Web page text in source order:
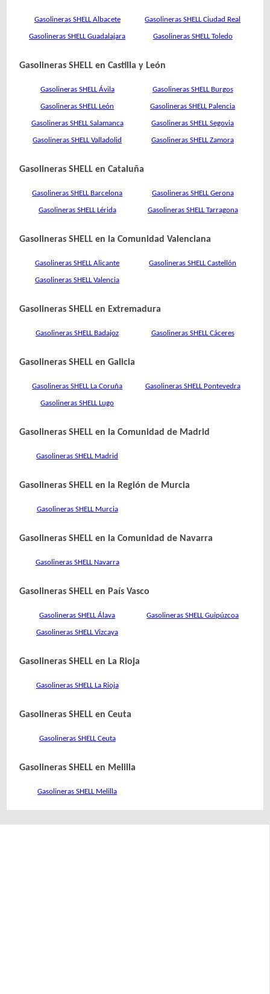
Gasolineras SHELL Albacete Gasolineras SHELL Ciudad Real
Gasolineras SHELL Guadalajara Gasolineras SHELL Toledo
Gasolineras SHELL en Castilla y León
Gasolineras SHELL Ávila Gasolineras SHELL Burgos
Gasolineras SHELL León Gasolineras SHELL Palencia
Gasolineras SHELL Salamanca Gasolineras SHELL Segovia
Gasolineras SHELL Valladolid Gasolineras SHELL Zamora
Gasolineras SHELL en Cataluña
Gasolineras SHELL Barcelona Gasolineras SHELL Gerona
Gasolineras SHELL Lérida Gasolineras SHELL Tarragona
Gasolineras SHELL en la Comunidad Valenciana
Gasolineras SHELL Alicante Gasolineras SHELL Castellón
Gasolineras SHELL Valencia
Gasolineras SHELL en Extremadura
Gasolineras SHELL Badajoz Gasolineras SHELL Cáceres
Gasolineras SHELL en Galicia
Gasolineras SHELL La Coruña Gasolineras SHELL Pontevedra
Gasolineras SHELL Lugo
Gasolineras SHELL en la Comunidad de Madrid
Gasolineras SHELL Madrid
Gasolineras SHELL en la Región de Murcia
Gasolineras SHELL Murcia
Gasolineras SHELL en la Comunidad de Navarra
Gasolineras SHELL Navarra
Gasolineras SHELL en País Vasco
Gasolineras SHELL Álava Gasolineras SHELL Guipúzcoa
Gasolineras SHELL Vizcaya
Gasolineras SHELL en La Rioja
Gasolineras SHELL La Rioja
Gasolineras SHELL en Ceuta
Gasolineras SHELL Ceuta
Gasolineras SHELL en Melilla
Gasolineras SHELL Melilla